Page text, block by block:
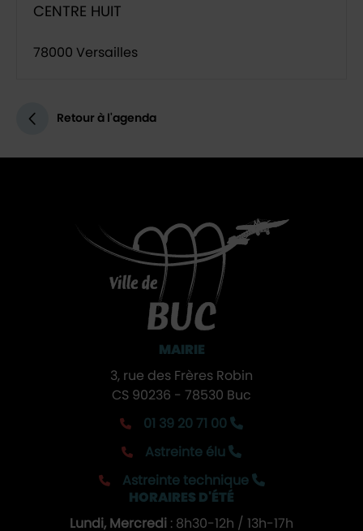
CENTRE HUIT
78000 Versailles
Retour à l'agenda
MAIRIE
3, rue des Frères Robin
CS 90236 - 78530 Buc
01 39 20 71 00
Astreinte élu
Astreinte technique
HORAIRES D'ÉTÉ
Lundi, Mercredi : 8h30-12h / 13h-17h